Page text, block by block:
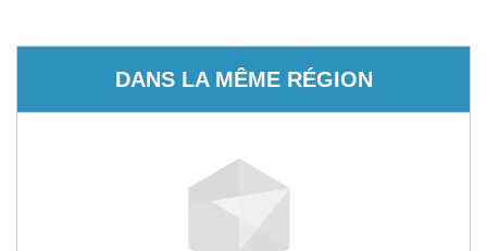
DANS LA MÊME RÉGION